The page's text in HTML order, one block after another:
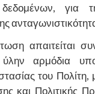
δεδομένων, για
απαιτείται
αρμόδια
του Πολίτη,
και Πολιτικής